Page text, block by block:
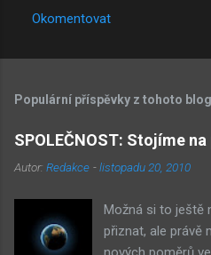
Okomentovat
Populární příspěvky z tohoto
SPOLEČNOST: Stojíme
Autor: Redakce -listopadu 20, 2010
Možná si to ještě
přiznat, ale právě